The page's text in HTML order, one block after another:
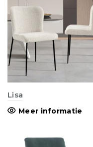
Lisa
Meer informatie